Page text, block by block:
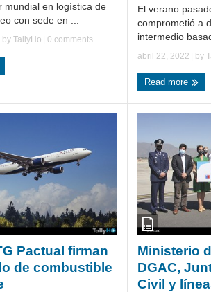
mundial en logística de
con sede en ...
| by TallyHo 0 comments
El verano
comprometió a
intermedio
abril 22, 2022 | by
Read more
Pactual firman
de combustible
Ministerio
DGAC,
Civil y